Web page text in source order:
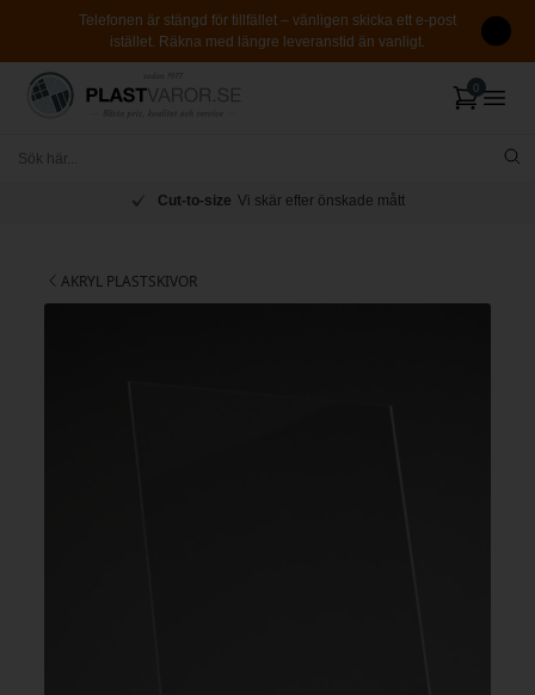
Telefonen är stängd för tillfället – vänligen skicka ett e-post
istället. Räkna med längre leveranstid än vanligt.
Cut-to-size Vi skär efter önskade mått
AKRYL PLASTSKIVOR